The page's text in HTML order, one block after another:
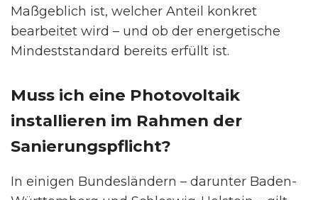
Maßgeblich ist, welcher Anteil konkret
bearbeitet wird – und ob der energetische
Mindeststandard bereits erfüllt ist.
Muss ich eine Photovoltaik
installieren im Rahmen der
Sanierungspflicht?
In einigen Bundesländern – darunter Baden-